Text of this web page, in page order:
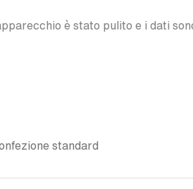
è stato pulito e i dati
standard